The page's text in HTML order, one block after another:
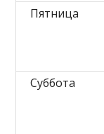
Пятница
Суббота